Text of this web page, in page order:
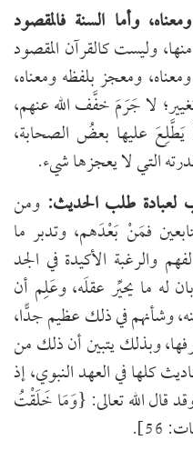
وأما السنة فالمقصود
وليست كالقرآن المقصود
ومعجز بلفظه ومعناه،
لا جَرَمَ خفَّف الله عنهم،
يَطَّلِعَ عليها بعضُ الصحابة،
التي لا يعجزها شيء.
لعبادة طلب الحديث: ومن
فمَنْ بَعْدَهم، وتدبر ما
والرغبة الأكيدة في الجد
له ما يحيِّر عقلَه، وعَلِم أن
وشأنهم في ذلك عظيم جدًّا،
وبذلك يتبين أن ذلك من
كلها في العهد النبوي، إذ
قال الله تعالى: {وَمَا خَلَقْتُ